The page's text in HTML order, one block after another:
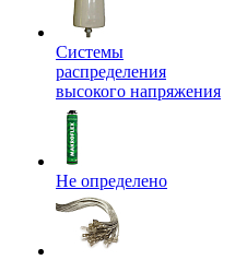
Системы
распределения
высокого напряжения
Не определено